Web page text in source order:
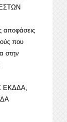
αποφάσεις
που
στην
ΕΚΔΔΑ,